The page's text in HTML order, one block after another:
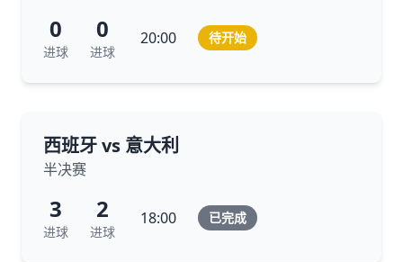
0
进球
0
进球
20:00 待开始
西班牙 vs 意大利
半决赛
3
进球
2
进球
18:00 已完成